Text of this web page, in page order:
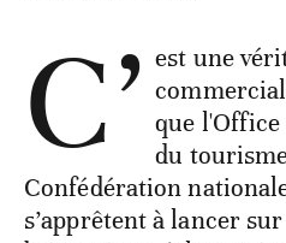
C’ est une
que
du
Confédération
s’apprêtent à lancer